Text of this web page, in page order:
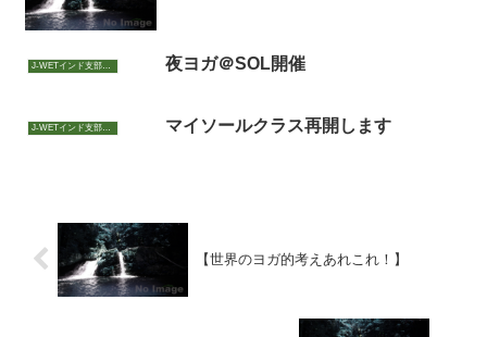
J-WETインド支部～ヨガのこころ～ 夜ヨガ＠SOL開催
J-WETインド支部～ヨガのこころ～ マイソールクラス再開します
【世界のヨガ的考えあれこれ！】